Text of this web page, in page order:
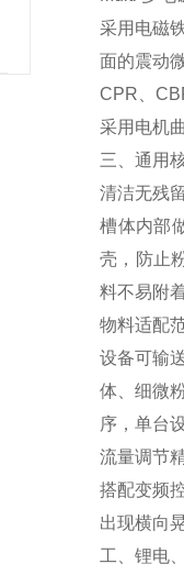
采用电磁
面的震动
CPR、
采用电机
三、通用
清洁无残
槽体内部
壳，防止
料不易附
物料适配
设备可输
体、细微
序，单台
流量调节
搭配变频
出现横向
工、锂电